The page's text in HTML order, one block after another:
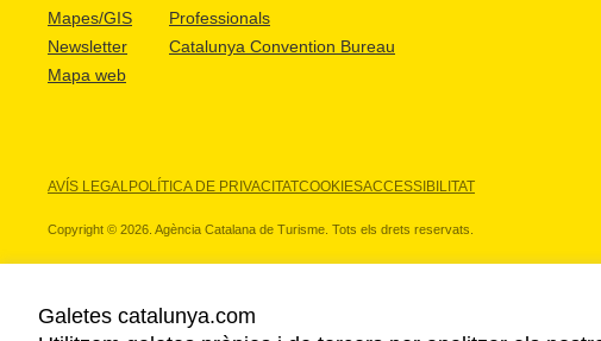
Mapes/GIS
Newsletter
Mapa web
Professionals
Catalunya Convention Bureau
AVÍS LEGALPOLÍTICA DE PRIVACITATCOOKIESACCESSIBILITAT
Copyright © 2026. Agència Catalana de Turisme. Tots els drets reservats.
Galetes catalunya.com